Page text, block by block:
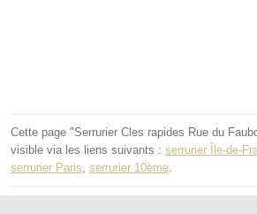
Cette page "Serrurier Cles rapides Rue du
visible via les liens suivants : serrurier Île-de-
serrurier Paris, serrurier 10ème.